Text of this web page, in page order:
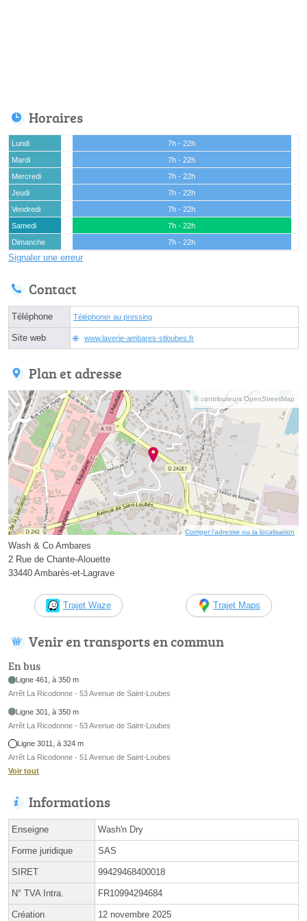
Horaires
Lundi
7h - 22h
Mardi
7h - 22h
Mercredi
7h - 22h
Jeudi
7h - 22h
Vendredi
7h - 22h
Samedi
7h - 22h
Dimanche
7h - 22h
Signaler une erreur
Contact
Téléphone Téléphoner au pressing
Site web www.laverie-ambares-stloubes.fr
Plan et adresse
© contributeurs OpenStreetMap
Corriger l’adresse ou la localisation
Wash & Co Ambares
2 Rue de Chante-Alouette
33440 Ambarès-et-Lagrave
Trajet Waze Trajet Maps
Venir en transports en commun
En bus
Ligne 461, à 350 m
Arrêt La Ricodonne - 53 Avenue de Saint-Loubes
Ligne 301, à 350 m
Arrêt La Ricodonne - 53 Avenue de Saint-Loubes
Ligne 3011, à 324 m
Arrêt La Ricodonne - 51 Avenue de Saint-Loubes
Voir tout
Informations
Enseigne Wash'n Dry
Forme juridique SAS
SIRET 99429468400018
N° TVA Intra. FR10994294684
Création 12 novembre 2025